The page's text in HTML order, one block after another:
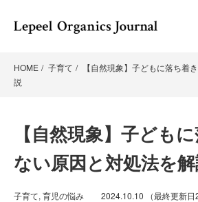
HOME 子育て
【自然現象】子どもに落ち着
説
【自然現象】子ども
ない原因と対処法を
子育て, 育児の悩み 2024.10.10 （最終更新日